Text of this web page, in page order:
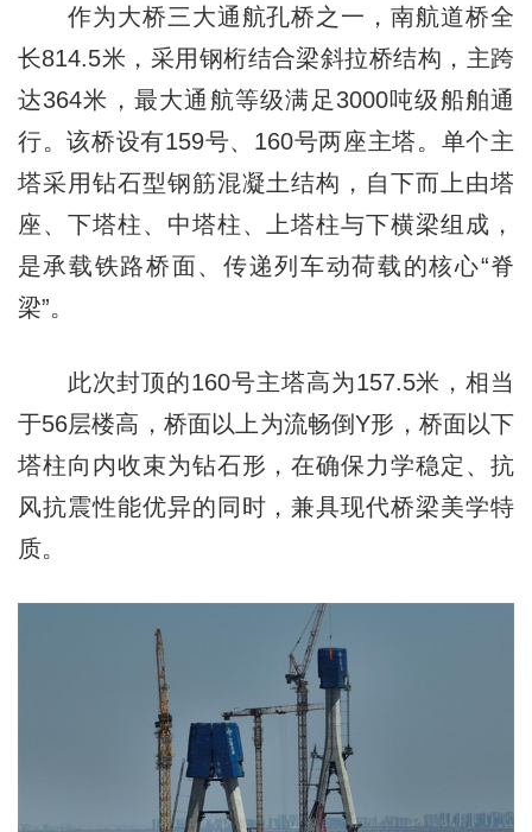
作为大桥三大通航孔桥之一，南航道桥全
长814.5米，采用钢桁结合梁斜拉桥结构，主跨
达364米，最大通航等级满足3000吨级船舶通
行。该桥设有159号、160号两座主塔。单个主
塔采用钻石型钢筋混凝土结构，自下而上由塔
座、下塔柱、中塔柱、上塔柱与下横梁组成，
是承载铁路桥面、传递列车动荷载的核心“脊
梁”。
此次封顶的160号主塔高为157.5米，相当
于56层楼高，桥面以上为流畅倒Y形，桥面以下
塔柱向内收束为钻石形，在确保力学稳定、抗
风抗震性能优异的同时，兼具现代桥梁美学特
质。